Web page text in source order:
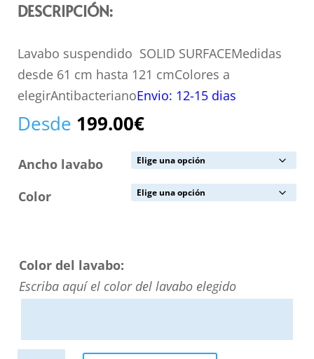
DESCRIPCIÓN:
Lavabo suspendido SOLID SURFACEMedidas
desde 61 cm hasta 121 cmColores a
elegirAntibacterianoEnvio: 12-15 dias
Desde 199.00€
Ancho lavabo
Color
Color del lavabo:
Escriba aquí el color del lavabo elegido